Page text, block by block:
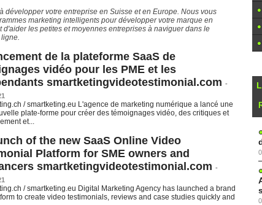
développer votre entreprise en Suisse et en Europe. Nous vous
marketing intelligents pour développer votre marque en
d'aider les petites et moyennes entreprises à naviguer dans le
de la plateforme SaaS de
vidéo pour les PME et les
smartketingvideotestimonial.com -
/ smartketing.eu L'agence de marketing numérique a lancé une
plate-forme pour créer des témoignages vidéo, des critiques et
et...
of the new SaaS Online Video
Platform for SME owners and
smartketingvideotestimonial.com -
/ smartketing.eu Digital Marketing Agency has launched a brand
to create video testimonials, reviews and case studies quickly and